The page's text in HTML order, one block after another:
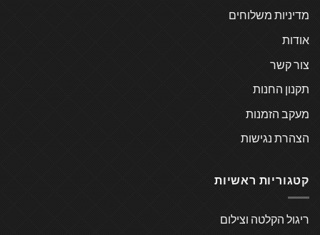
מדיניות משלוחים
אודות
צור קשר
תקנון החנות
מעקב הזמנות
הצהרת נגישות
קטגוריות ראשיות
ריגול הקלטה וצילום